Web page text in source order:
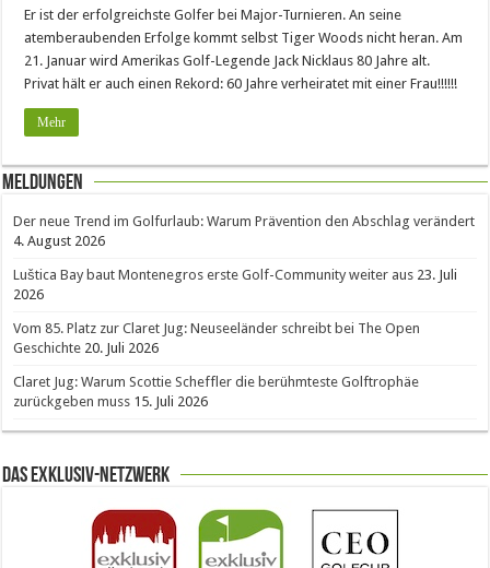
Er ist der erfolgreichste Golfer bei Major-Turnieren. An seine
atemberaubenden Erfolge kommt selbst Tiger Woods nicht heran. Am
21. Januar wird Amerikas Golf-Legende Jack Nicklaus 80 Jahre alt.
Privat hält er auch einen Rekord: 60 Jahre verheiratet mit einer Frau!!!!!!
Mehr
Meldungen
Der neue Trend im Golfurlaub: Warum Prävention den Abschlag verändert
4. August 2026
Luštica Bay baut Montenegros erste Golf-Community weiter aus 23. Juli
2026
Vom 85. Platz zur Claret Jug: Neuseeländer schreibt bei The Open
Geschichte 20. Juli 2026
Claret Jug: Warum Scottie Scheffler die berühmteste Golftrophäe
zurückgeben muss 15. Juli 2026
Das Exklusiv-Netzwerk